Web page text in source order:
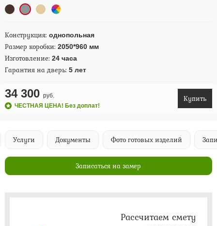
Конструкция: однопольная
Размер коробки: 2050*960 мм
Изготовление: 24 часа
Гарантия на дверь: 5 лет
34 300 руб.
ЧЕСТНАЯ ЦЕНА! Без доплат!
Купить
Услуги Документы Фото готовых изделий
Записаться на замер
Рассчитаем смету